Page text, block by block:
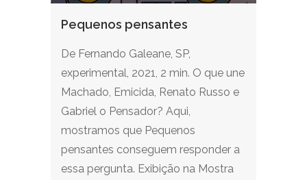
Pequenos pensantes
De Fernando Galeane, SP,
experimental, 2021, 2 min. O que une
Machado, Emicida, Renato Russo e
Gabriel o Pensador? Aqui,
mostramos que Pequenos
pensantes conseguem responder a
essa pergunta. Exibição na Mostra